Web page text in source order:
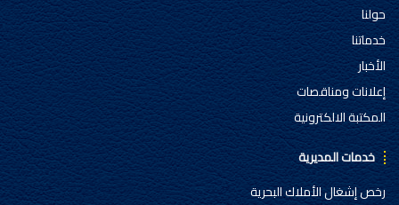
حولنا
خدماتنا
الأخبار
إعلانات ومناقصات
المكتبة الالكترونية
خدمات المديرية
رخص إشغال الأملاك البحرية